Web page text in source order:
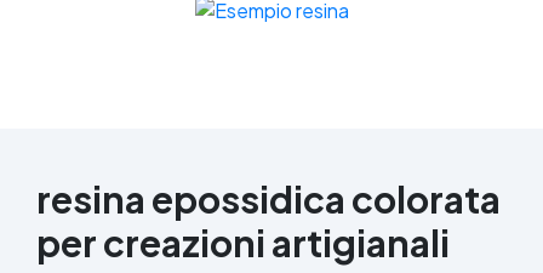
resina epossidica colorata
per creazioni artigianali